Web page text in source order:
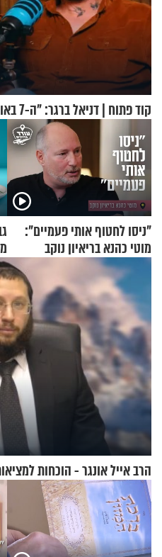
קוד פתוח | דניאל ברגר: "ה-7 באוקטובר גרם לי לחפש תשובות"
"ניסו לחטוף אותי פעמיים":
מוטי כהנא בריאיון נוקב
הרב אייל אונגר - הוכחות